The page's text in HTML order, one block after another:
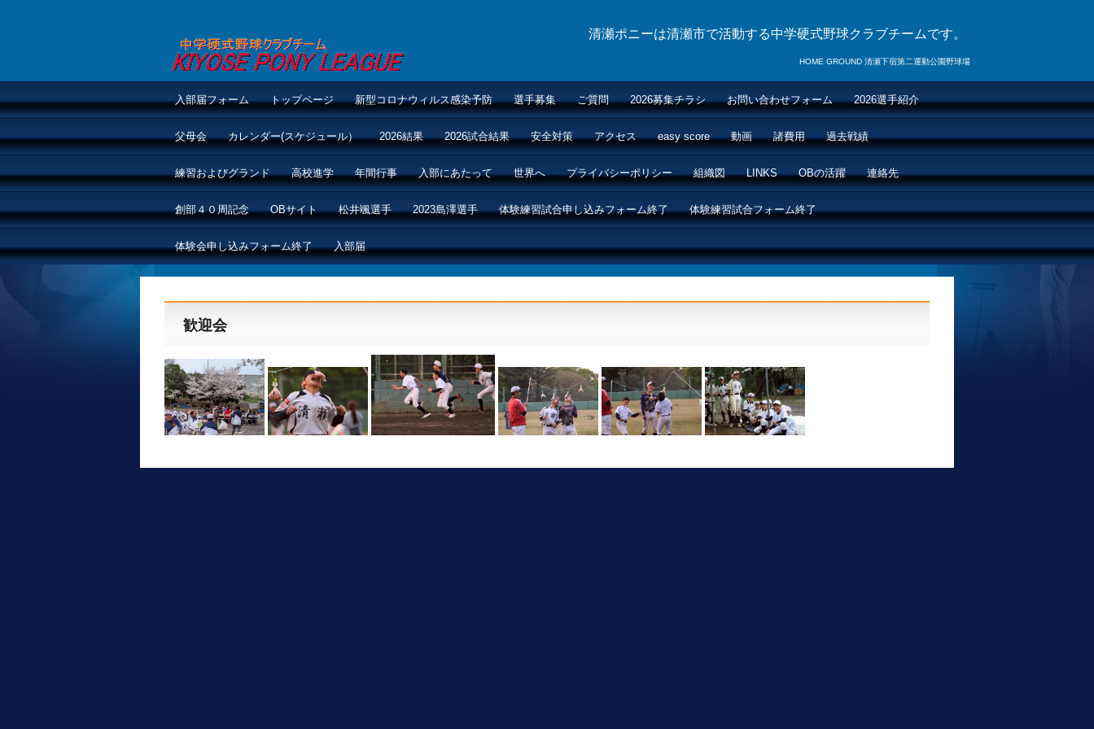
清瀬ポニーは清瀬市で活動する中学硬式野球クラブチームです。
HOME GROUND 清瀬下宿第二運動公園野球場
入部届フォーム トップページ 新型コロナウィルス感染予防 選手募集 ご質問 2026募集チラシ お問い合わせフォーム 2026選手紹介
父母会 カレンダー(スケジュール） 2026結果 2026試合結果 安全対策 アクセス easy score 動画 諸費用 過去戦績
練習およびグランド 高校進学 年間行事 入部にあたって 世界へ プライバシーポリシー 組織図 LINKS OBの活躍 連絡先
創部４０周記念 OBサイト 松井颯選手 2023島澤選手 体験練習試合申し込みフォーム終了 体験練習試合フォーム終了
体験会申し込みフォーム終了 入部届
歓迎会